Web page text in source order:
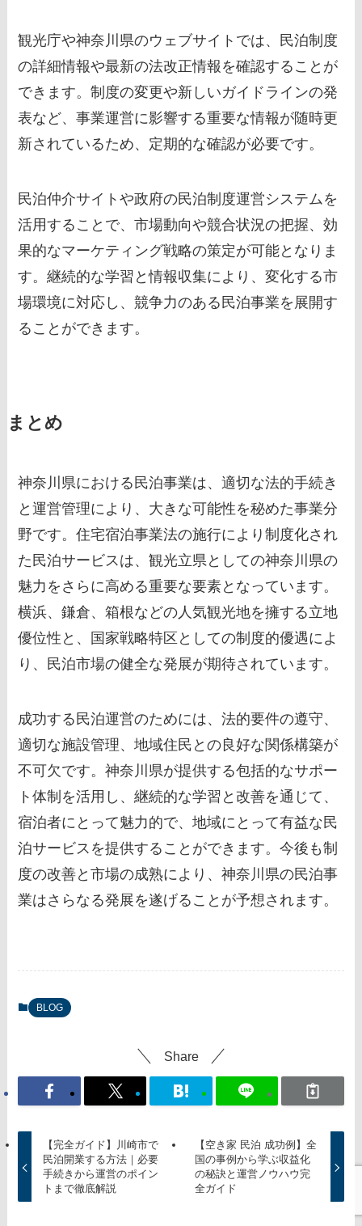
観光庁や神奈川県のウェブサイトでは、民泊制度
の詳細情報や最新の法改正情報を確認することが
できます。制度の変更や新しいガイドラインの発
表など、事業運営に影響する重要な情報が随時更
新されているため、定期的な確認が必要です。
民泊仲介サイトや政府の民泊制度運営システムを
活用することで、市場動向や競合状況の把握、効
果的なマーケティング戦略の策定が可能となりま
す。継続的な学習と情報収集により、変化する市
場環境に対応し、競争力のある民泊事業を展開す
ることができます。
まとめ
神奈川県における民泊事業は、適切な法的手続き
と運営管理により、大きな可能性を秘めた事業分
野です。住宅宿泊事業法の施行により制度化され
た民泊サービスは、観光立県としての神奈川県の
魅力をさらに高める重要な要素となっています。
横浜、鎌倉、箱根などの人気観光地を擁する立地
優位性と、国家戦略特区としての制度的優遇によ
り、民泊市場の健全な発展が期待されています。
成功する民泊運営のためには、法的要件の遵守、
適切な施設管理、地域住民との良好な関係構築が
不可欠です。神奈川県が提供する包括的なサポー
ト体制を活用し、継続的な学習と改善を通じて、
宿泊者にとって魅力的で、地域にとって有益な民
泊サービスを提供することができます。今後も制
度の改善と市場の成熟により、神奈川県の民泊事
業はさらなる発展を遂げることが予想されます。
BLOG
Share
【完全ガイド】川崎市で
民泊開業する方法｜必要
手続きから運営のポイン
トまで徹底解説
【空き家 民泊 成功例】全
国の事例から学ぶ収益化
の秘訣と運営ノウハウ完
全ガイド